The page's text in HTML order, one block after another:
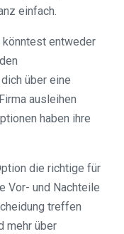
einfach.
könntest entweder
über eine
ausleihen
haben ihre
die richtige für
Vor- und Nachteile
treffen
mehr über